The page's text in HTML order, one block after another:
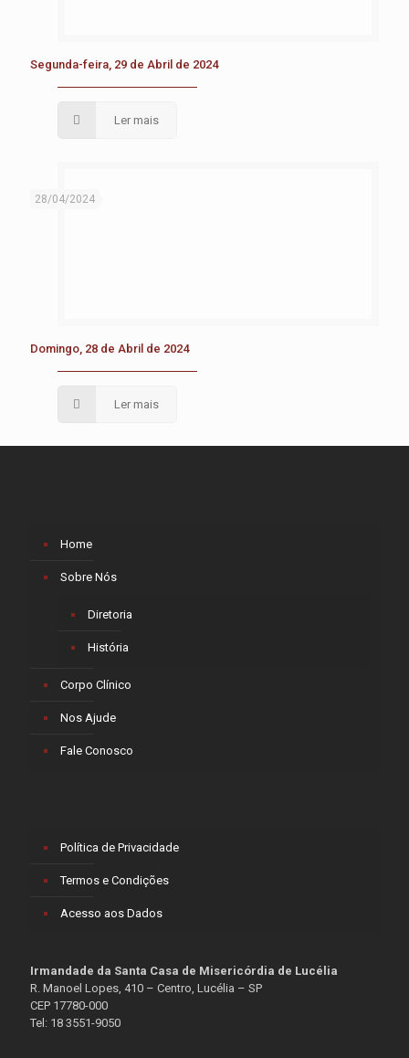
Segunda-feira, 29 de Abril de 2024
Ler mais
28/04/2024
Domingo, 28 de Abril de 2024
Ler mais
Home
Sobre Nós
Diretoria
História
Corpo Clínico
Nos Ajude
Fale Conosco
Política de Privacidade
Termos e Condições
Acesso aos Dados
Irmandade da Santa Casa de Misericórdia de Lucélia
R. Manoel Lopes, 410 – Centro, Lucélia – SP
CEP 17780-000
Tel: 18 3551-9050